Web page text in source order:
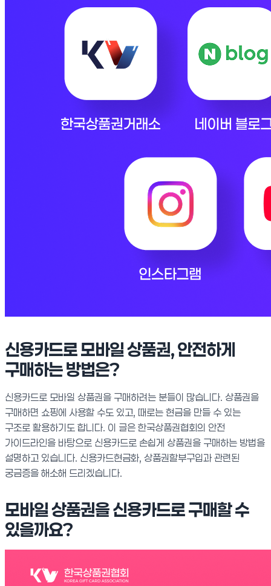
신용카드로 모바일 상품권, 안전하게
구매하는 방법은?
신용카드로 모바일 상품권을 구매하려는 분들이 많습니다. 상품권을
구매하면 쇼핑에 사용할 수도 있고, 때로는 현금을 만들 수 있는
구조로 활용하기도 합니다. 이 글은 한국상품권협회의 안전
가이드라인을 바탕으로 신용카드로 손쉽게 상품권을 구매하는 방법을
설명하고 있습니다. 신용카드현금화, 상품권할부구입과 관련된
궁금증을 해소해 드리겠습니다.
모바일 상품권을 신용카드로 구매할 수
있을까요?